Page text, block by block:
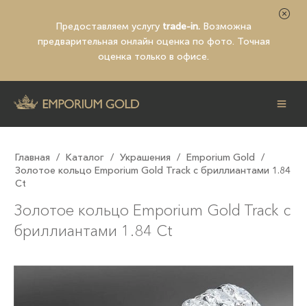
Предоставляем услугу trade-in. Возможна
предварительная онлайн оценка по фото. Точная
оценка только в офисе.
Главная / Каталог / Украшения / Emporium Gold /
Золотое кольцо Emporium Gold Track с бриллиантами 1.84
Ct
Золотое кольцо Emporium Gold Track с
бриллиантами 1.84 Ct